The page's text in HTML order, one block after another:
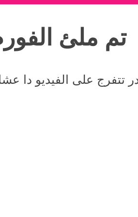
تم ملئ
تتفرج على الفيديو دا